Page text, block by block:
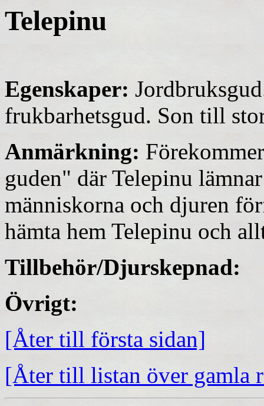
Telepinu
Egenskaper:
frukbarhetsgud. Son till
Anmärkning:
guden" där Telepinu
människorna och djuren
hämta hem Telepinu och
Tillbehör/Djurskepnad:
Övrigt:
[Åter till första sidan]
[Åter till listan över gamla